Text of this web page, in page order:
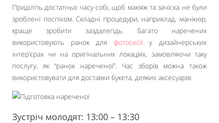
Приділіть достатньо часу собі, щоб макіяж та зачіска не були
зроблені поспіхом. Складні процедури, наприклад, манікюр,
краще зробити заздалегідь. Багато наречених
використовують ранок для фотосесіїу дизайнерських
інтер’єрах чи на оригінальних локаціях, замовляючи таку
послугу, як “ранок нареченої”. Час зборів можна також
використовувати для доставки букета, деяких аксесуарів.
Зустріч молодят: 13:00 – 13:30